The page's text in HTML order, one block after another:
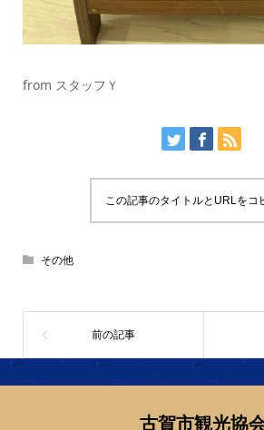
from スタッフＹ
この記事のタイトルとURLをコ
その他
古賀市観光協